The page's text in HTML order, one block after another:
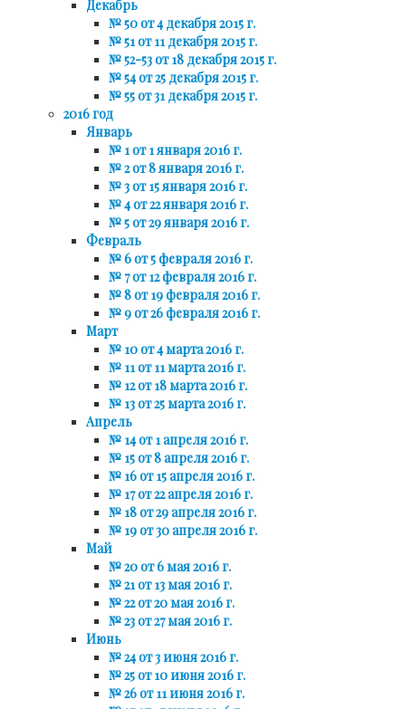
Декабрь
№ 50 от 4 декабря 2015 г.
№ 51 от 11 декабря 2015 г.
№ 52-53 от 18 декабря 2015 г.
№ 54 от 25 декабря 2015 г.
№ 55 от 31 декабря 2015 г.
2016 год
Январь
№ 1 от 1 января 2016 г.
№ 2 от 8 января 2016 г.
№ 3 от 15 января 2016 г.
№ 4 от 22 января 2016 г.
№ 5 от 29 января 2016 г.
Февраль
№ 6 от 5 февраля 2016 г.
№ 7 от 12 февраля 2016 г.
№ 8 от 19 февраля 2016 г.
№ 9 от 26 февраля 2016 г.
Март
№ 10 от 4 марта 2016 г.
№ 11 от 11 марта 2016 г.
№ 12 от 18 марта 2016 г.
№ 13 от 25 марта 2016 г.
Апрель
№ 14 от 1 апреля 2016 г.
№ 15 от 8 апреля 2016 г.
№ 16 от 15 апреля 2016 г.
№ 17 от 22 апреля 2016 г.
№ 18 от 29 апреля 2016 г.
№ 19 от 30 апреля 2016 г.
Май
№ 20 от 6 мая 2016 г.
№ 21 от 13 мая 2016 г.
№ 22 от 20 мая 2016 г.
№ 23 от 27 мая 2016 г.
Июнь
№ 24 от 3 июня 2016 г.
№ 25 от 10 июня 2016 г.
№ 26 от 11 июня 2016 г.